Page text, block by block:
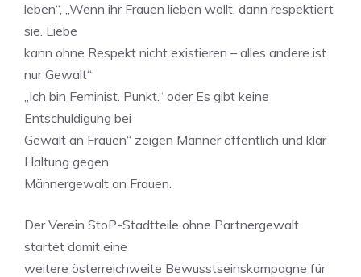
leben“, „Wenn ihr Frauen lieben wollt, dann respektiert
sie. Liebe
kann ohne Respekt nicht existieren – alles andere ist
nur Gewalt“
„Ich bin Feminist. Punkt.“ oder Es gibt keine
Entschuldigung bei
Gewalt an Frauen“ zeigen Männer öffentlich und klar
Haltung gegen
Männergewalt an Frauen.
Der Verein StoP-Stadtteile ohne Partnergewalt
startet damit eine
weitere österreichweite Bewusstseinskampagne für